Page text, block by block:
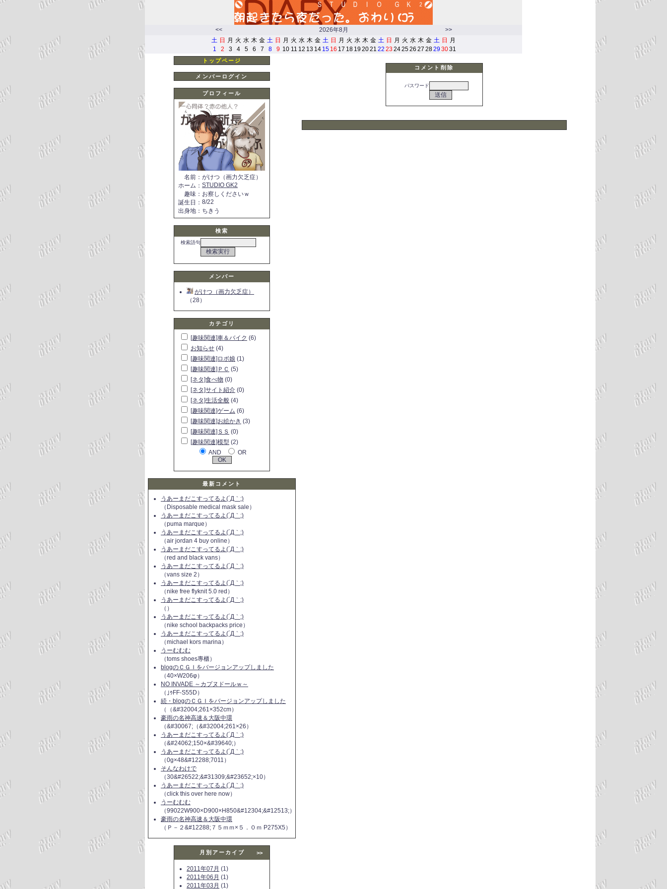
<< 2026年8月
>>
土 日 月 火 水 木 金 土 日 月 火 水 木 金 土 日 月 火 水 木 金 土 日 月 火 水 木 金 土 日
月
1
2 3 4 5 6 7 8 9 10 11 12 13 14 15 16 17 18 19 2021 22 23 242526 27 2829 3031
トップページ
メンバーログイン
プロフィール
名前 ： がけつ（画力欠乏症）
ホーム ： STUDIO GK2
趣味 ： お察しくださいｗ
誕生日 ： 8/22
出身地 ： ちきう
検索
検索語句
メンバー
がけつ（画力欠乏症）
（28）
カテゴリ
[趣味関連]車＆バイク (6)
お知らせ (4)
[趣味関連]ロボ娘 (1)
[趣味関連]ＰＣ (5)
[ネタ]食べ物 (0)
[ネタ]サイト紹介 (0)
[ネタ]生活全般 (4)
[趣味関連]ゲーム (6)
[趣味関連]お絵かき (3)
[趣味関連]ＳＳ (0)
[趣味関連]模型 (2)
AND
OR
最新コメント
うあーまだこすってるよ(´Д｀;)
（Disposable medical mask sale）
うあーまだこすってるよ(´Д｀;)
（puma marque）
うあーまだこすってるよ(´Д｀;)
（air jordan 4 buy online）
うあーまだこすってるよ(´Д｀;)
（red and black vans）
うあーまだこすってるよ(´Д｀;)
（vans size 2）
うあーまだこすってるよ(´Д｀;)
（nike free flyknit 5.0 red）
うあーまだこすってるよ(´Д｀;)
（）
うあーまだこすってるよ(´Д｀;)
（nike school backpacks price）
うあーまだこすってるよ(´Д｀;)
（michael kors marina）
うーむむむ
（toms shoes專櫃）
blogのＣＧＩをバージョンアップしました
（40×W206φ）
NO INVADE ～カプヌドールｗ～
（｣ｩFF-S55D）
続・blogのＣＧＩをバージョンアップしました
（（&#32004;261×352cm）
豪雨の名神高速＆大阪中環
（&#30067;（&#32004;261×26）
うあーまだこすってるよ(´Д｀;)
（&#24062;150×&#39640;）
うあーまだこすってるよ(´Д｀;)
（0g×48&#12288;7011）
そんなわけで
（30&#26522;&#31309;&#23652;×10）
うあーまだこすってるよ(´Д｀;)
（click this over here now）
うーむむむ
（99022W900×D900×H850&#12304;&#12513;）
豪雨の名神高速＆大阪中環
（Ｐ－２&#12288;７５ｍｍ×５．０ｍ P275X5）
月別アーカイブ >>
2011年07月 (1)
2011年06月 (1)
2011年03月 (1)
コメント削除
パスワード